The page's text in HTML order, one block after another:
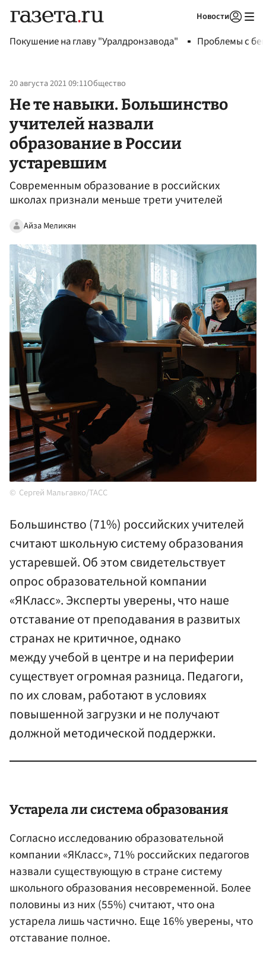
Новости
Покушение на главу "Уралдронзавода" Проблемы с
20 августа 2021 09:11Общество
Не те навыки. Большинство
учителей назвали
образование в России
устаревшим
Современным образование в российских
школах признали меньше трети учителей
Айза Меликян
Сергей Мальгавко/ТАСС
Большинство (71%) российских учителей
считают школьную систему образования
устаревшей. Об этом свидетельствует
опрос образовательной компании
«ЯКласс». Эксперты уверены, что наше
отставание от преподавания в развитых
странах не критичное, однако
между учебой в центре и на периферии
существует огромная разница. Педагоги,
по их словам, работают в условиях
повышенной загрузки и не получают
должной методической поддержки.
Устарела ли система образования
Согласно исследованию образовательной
компании «ЯКласс», 71% российских педагогов
назвали существующую в стране систему
школьного образования несовременной. Более
половины из них (55%) считают, что она
устарела лишь частично. Еще 16% уверены, что
отставание полное.